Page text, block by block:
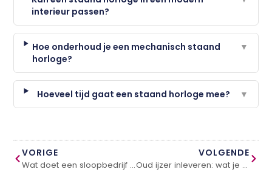
interieur passen?
Hoe onderhoud je een mechanisch staand
horloge?
▼
Hoeveel tijd gaat een staand horloge mee? ▼
VORIGE
Wat doet een sloopbedrijf en wanneer heb je er een nodig?
VOLGENDE
Oud ijzer inleveren: wat je moet weten over metaalrecycling in de buurt